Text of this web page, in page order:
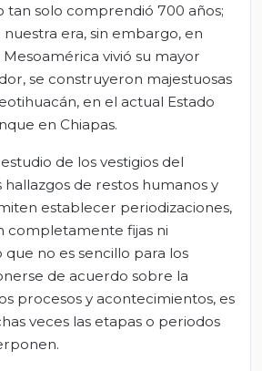
tan solo comprendió 700 años;
era, sin embargo, en
vivió su mayor
se construyeron majestuosas
en el actual Estado
en Chiapas.
de los vestigios del
hallazgos de restos humanos y
establecer periodizaciones,
completamente fijas ni
que no es sencillo para los
de acuerdo sobre la
procesos y acontecimientos, es
veces las etapas o periodos